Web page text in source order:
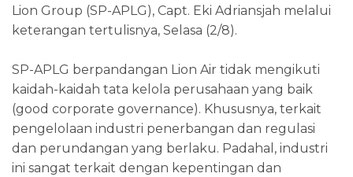
Lion Group (SP-APLG), Capt. Eki Adriansjah melalui
keterangan tertulisnya, Selasa (2/8).
SP-APLG berpandangan Lion Air tidak mengikuti
kaidah-kaidah tata kelola perusahaan yang baik
(good corporate governance). Khususnya, terkait
pengelolaan industri penerbangan dan regulasi
dan perundangan yang berlaku. Padahal, industri
ini sangat terkait dengan kepentingan dan